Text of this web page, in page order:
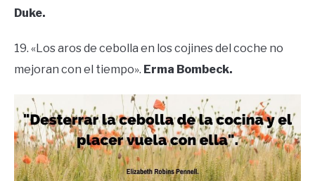
Duke.
19. «Los aros de cebolla en los cojines del coche no
mejoran con el tiempo». Erma Bombeck.